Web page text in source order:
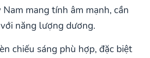
mang tính âm mạnh, cần
năng lượng dương.
chiếu sáng phù hợp, đặc biệt